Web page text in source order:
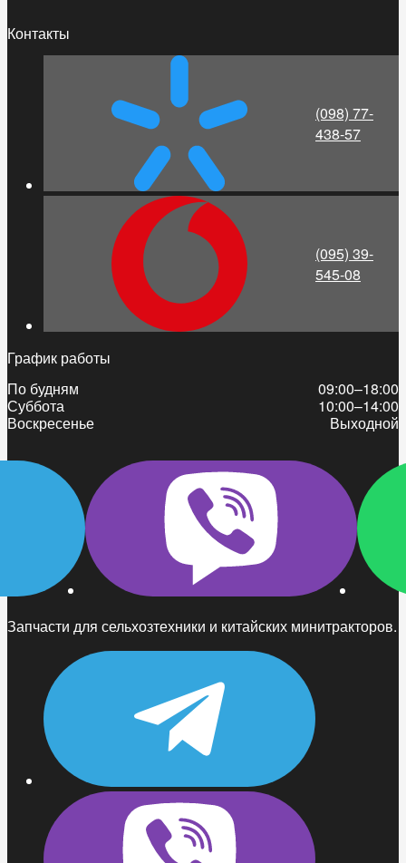
Запчасти для сельхозтехники и китайских минитракторов.
Контакты
(098) 77-
438-57
(095) 39-
545-08
График работы
По будням
09:00–18:00
Суббота
10:00–14:00
Воскресенье
Выходной